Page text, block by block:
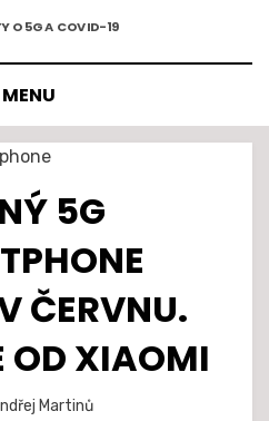
O 5G A COVID-19
MENU
5G
ČERVNU.
OD XIAOMI
Martinů